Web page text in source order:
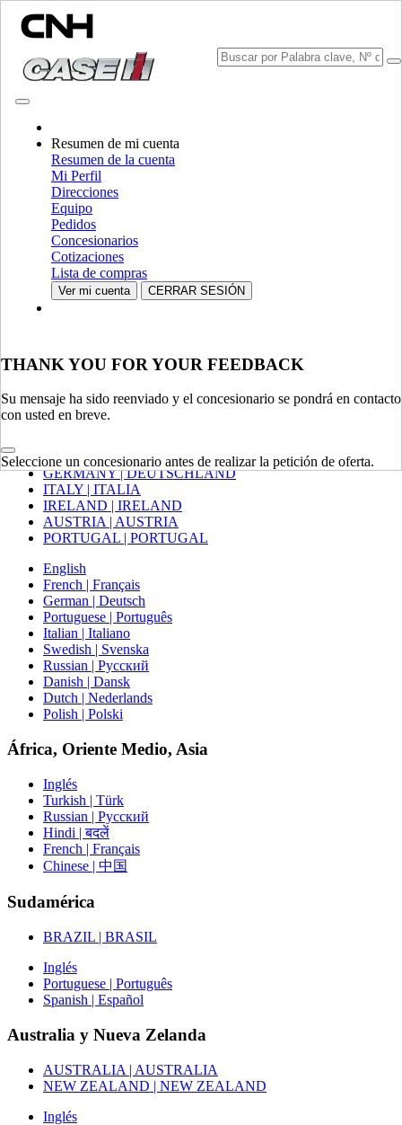
Resumen de mi cuenta
Resumen de la cuenta
Mi Perfil
Direcciones
Equipo
Pedidos
Concesionarios
Cotizaciones
Lista de compras
Ver mi cuenta CERRAR SESIÓN
THANK YOU FOR YOUR FEEDBACK
Su mensaje ha sido reenviado y el concesionario se pondrá en contacto
con usted en breve.
Seleccione un concesionario antes de realizar la petición de oferta.
CONSULTAR CATÁLOGOS
SELECCIONA TU PAÍS O IDIOMA
Norteamérica
Mexico | México
Europa
REINO UNIDO
FRANCE | FRANCE
GERMANY | DEUTSCHLAND
ITALY | ITALIA
IRELAND | IRELAND
AUSTRIA | AUSTRIA
PORTUGAL | PORTUGAL
English
French | Français
German | Deutsch
Portuguese | Português
Italian | Italiano
Swedish | Svenska
Russian | Русский
Danish | Dansk
Dutch | Nederlands
Polish | Polski
África, Oriente Medio, Asia
Inglés
Turkish | Türk
Russian | Русский
Hindi | बदलें
French | Français
Chinese | 中国
Sudamérica
BRAZIL | BRASIL
Inglés
Portuguese | Português
Spanish | Español
Australia y Nueva Zelanda
AUSTRALIA | AUSTRALIA
NEW ZEALAND | NEW ZEALAND
Inglés